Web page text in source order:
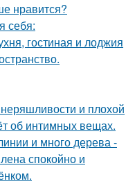
нравится?
себя:
гостиная и лоджия
и плохой
об интимных вещах.
и много дерева -
спокойно и